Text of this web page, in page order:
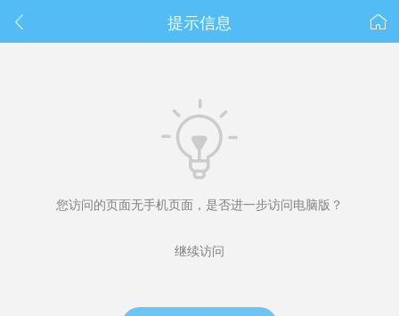
 
提示信息

您访问的页面无手机页面，是否进一步访问电脑版？
继续访问